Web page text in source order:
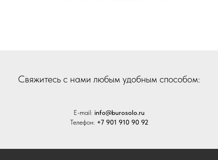
Cвяжитесь с нами любым удобным способом:
E-mail: info@burosolo.ru
Телефон: +7 901 910 90 92